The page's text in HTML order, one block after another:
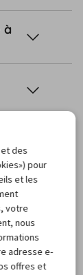
à
de
et des
pour
et les
votre
nous
adresse e-
offres et